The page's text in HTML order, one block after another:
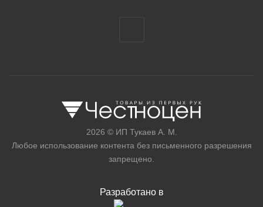
2026 © ИП Тукаев А. М.
Любое использование контента без письменного разрешения
запрещено.
Разработано в